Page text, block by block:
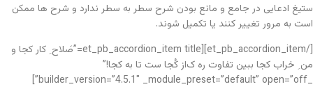
ستیغ ادعایی در جامع و مانع بودن شرح سطر به سطر ندارد و شرح ها ممکن
است به مرور تغییر کنند یا تکمیل شوند.
[/et_pb_accordion_item][et_pb_accordion_item title=”صَلاح ِ کار کجا و
من ِ خراب کجا ببین تفاوت ره ک‌از کُجا ست تا به کجا!”
_builder_version=”4.5.1″ _module_preset=”default” open=”off”]